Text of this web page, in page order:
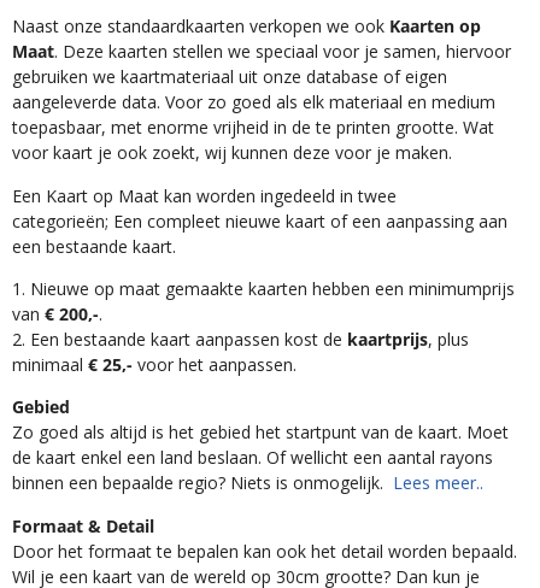
Naast onze standaardkaarten verkopen we ook Kaarten op
Maat. Deze kaarten stellen we speciaal voor je samen, hiervoor
gebruiken we kaartmateriaal uit onze database of eigen
aangeleverde data. Voor zo goed als elk materiaal en medium
toepasbaar, met enorme vrijheid in de te printen grootte. Wat
voor kaart je ook zoekt, wij kunnen deze voor je maken.
Een Kaart op Maat kan worden ingedeeld in twee
categorieën; Een compleet nieuwe kaart of een aanpassing aan
een bestaande kaart.
1. Nieuwe op maat gemaakte kaarten hebben een minimumprijs
van € 200,-.
2. Een bestaande kaart aanpassen kost de kaartprijs, plus
minimaal € 25,- voor het aanpassen.
Gebied
Zo goed als altijd is het gebied het startpunt van de kaart. Moet
de kaart enkel een land beslaan. Of wellicht een aantal rayons
binnen een bepaalde regio? Niets is onmogelijk. Lees meer..
Formaat & Detail
Door het formaat te bepalen kan ook het detail worden bepaald.
Wil je een kaart van de wereld op 30cm grootte? Dan kun je